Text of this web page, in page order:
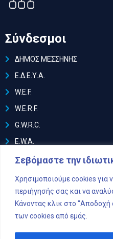
Σεβόμαστε την
Χρησιμοποιούμε cookies για
περιήγησής σας και να
Κάνοντας κλικ στο "Αποδοχή
των cookies από εμάς.
Σύνδεσμοι
ΔΗΜΟΣ ΜΕΣΣΗΝΗΣ
Ε.Δ.Ε.Υ.Α.
W.E.F.
W.E.R.F.
G.W.R.C.
E.W.A.
I.W.A.
EurEau
Ακολουθήστε μας
facebook